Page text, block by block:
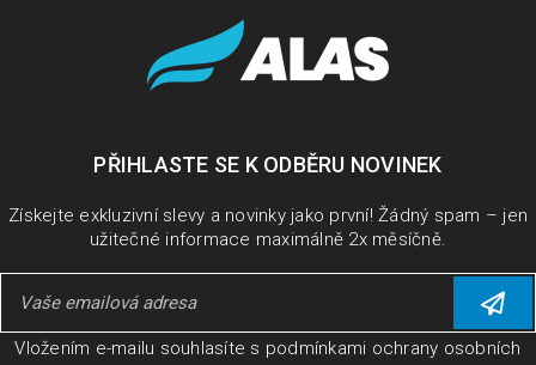
Jak nainstalovat a aktivovat multilicence
Microsoft Office Před instalací nového Microsoft Office je
nutné ze zařízení odinstalovat všechny ostatní balíky MS
Office včetně
PŘEČÍST VÍCE
PŘIHLASTE SE K ODBĚRU NOVINEK
Získejte exkluzivní slevy a novinky jako první! Žádný spam – jen
užitečné informace maximálně 2x měsíčně.
Vložením e-mailu souhlasíte s podmínkami ochrany osobních